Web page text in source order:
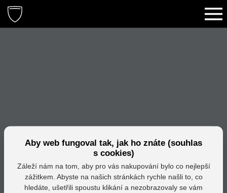
Aby web fungoval tak, jak ho znáte (souhlas
s cookies)
Záleží nám na tom, aby pro vás nakupování bylo co nejlepší
zážitkem. Abyste na našich stránkách rychle našli to, co
hledáte, ušetřili spoustu klikání a nezobrazovaly se vám